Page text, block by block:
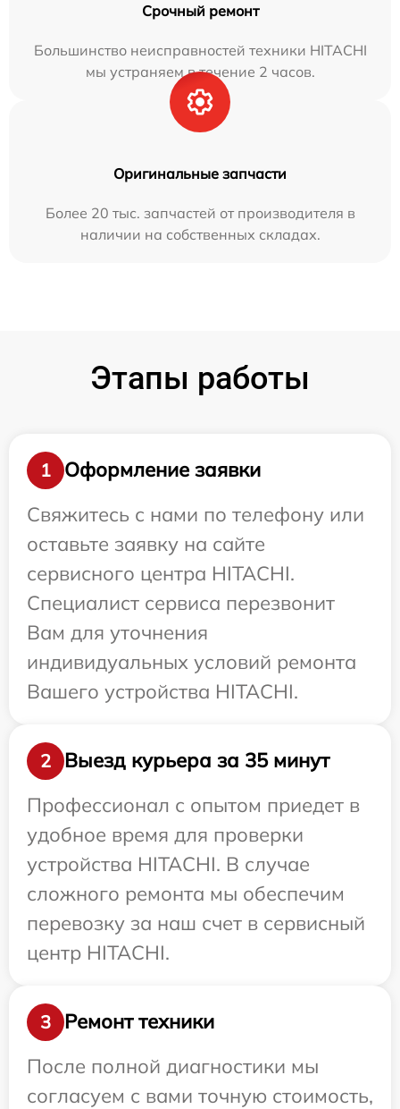
Срочный ремонт
Большинство неисправностей техники HITACHI
мы устраняем в течение 2 часов.
Оригинальные запчасти
Более 20 тыс. запчастей от производителя в
наличии на собственных складах.
Этапы работы
1
Оформление заявки
Свяжитесь с нами по телефону или
оставьте заявку на сайте
сервисного центра HITACHI.
Специалист сервиса перезвонит
Вам для уточнения
индивидуальных условий ремонта
Вашего устройства HITACHI.
2
Выезд курьера за 35 минут
Профессионал с опытом приедет в
удобное время для проверки
устройства HITACHI. В случае
сложного ремонта мы обеспечим
перевозку за наш счет в сервисный
центр HITACHI.
3
Ремонт техники
После полной диагностики мы
согласуем с вами точную стоимость,